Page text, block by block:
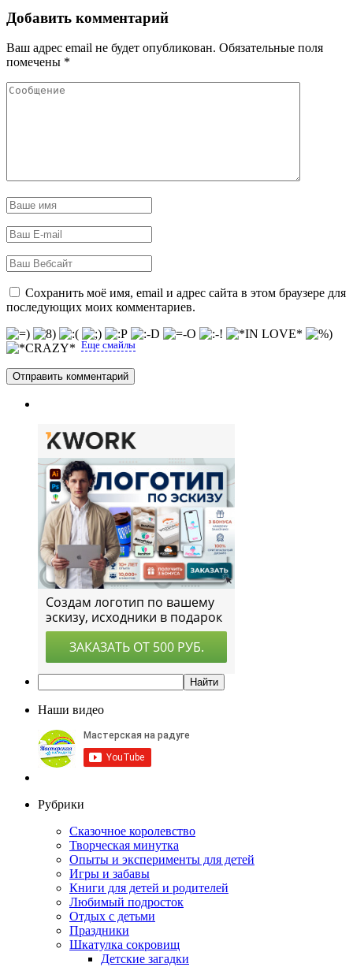
Добавить комментарий
Ваш адрес email не будет опубликован. Обязательные поля
помечены *
Сохранить моё имя, email и адрес сайта в этом браузере для
последующих моих комментариев.
Еще смайлы
Наши видео
Рубрики
Сказочное королевство
Творческая минутка
Опыты и эксперименты для детей
Игры и забавы
Книги для детей и родителей
Любимый подросток
Отдых с детьми
Праздники
Шкатулка сокровищ
Детские загадки